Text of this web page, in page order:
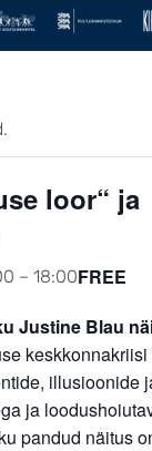
loor“ ja
– 18:00FREE
Justine Blau
illusioonide
ja
pandud näitus